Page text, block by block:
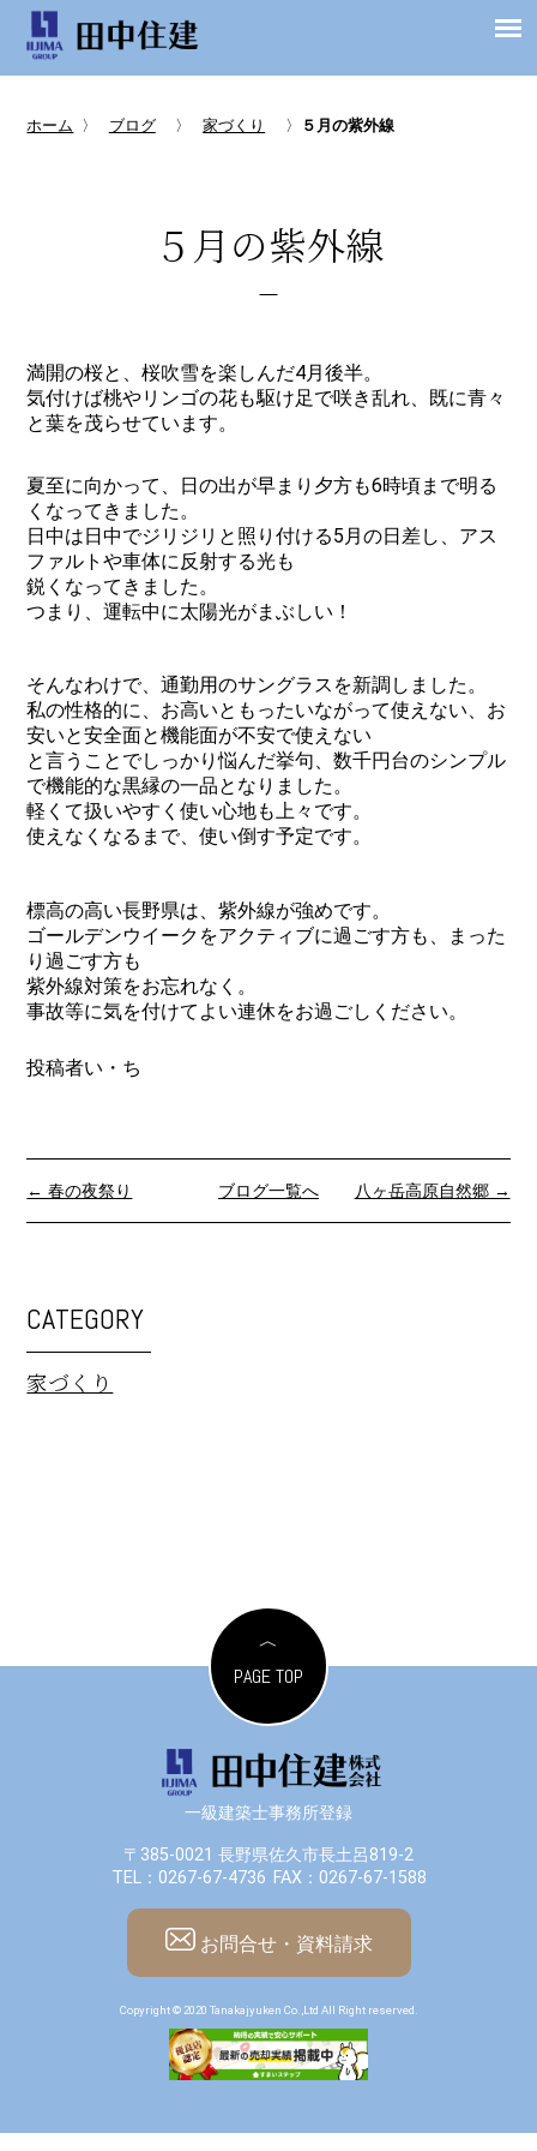
ホーム 〉 ブログ 〉 家づくり 〉 ５月の紫外線
５月の紫外線
満開の桜と、桜吹雪を楽しんだ4月後半。
気付けば桃やリンゴの花も駆け足で咲き乱れ、既に青々
と葉を茂らせています。
夏至に向かって、日の出が早まり夕方も6時頃まで明る
くなってきました。
日中は日中でジリジリと照り付ける5月の日差し、アス
ファルトや車体に反射する光も
鋭くなってきました。
つまり、運転中に太陽光がまぶしい！
そんなわけで、通勤用のサングラスを新調しました。
私の性格的に、お高いともったいながって使えない、お
安いと安全面と機能面が不安で使えない
と言うことでしっかり悩んだ挙句、数千円台のシンプル
で機能的な黒縁の一品となりました。
軽くて扱いやすく使い心地も上々です。
使えなくなるまで、使い倒す予定です。
標高の高い長野県は、紫外線が強めです。
ゴールデンウイークをアクティブに過ごす方も、まった
り過ごす方も
紫外線対策をお忘れなく。
事故等に気を付けてよい連休をお過ごしください。
投稿者い・ち
← 春の夜祭り ブログ一覧へ 八ヶ岳高原自然郷 →
CATEGORY
家づくり
PAGE TOP
一級建築士事務所登録
〒385-0021 長野県佐久市長土呂819-2
TEL：0267-67-4736 FAX：0267-67-1588
お問合せ・資料請求
Copyright © 2020 Tanakajyuken Co.,Ltd All Right reserved.